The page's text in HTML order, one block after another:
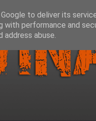
to deliver its
with performance and
abuse.